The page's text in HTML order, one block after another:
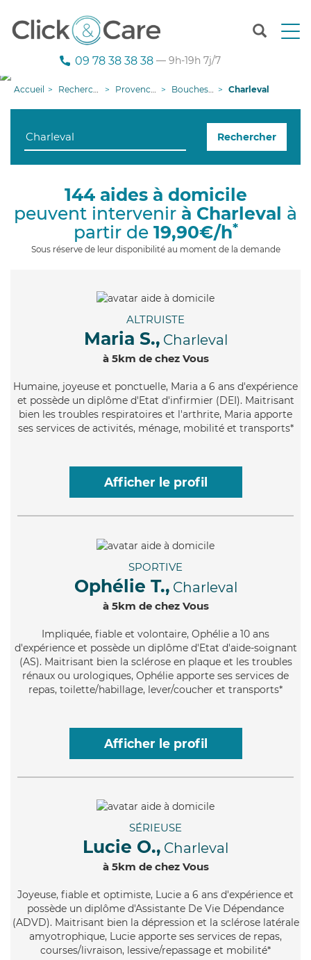
T
n
g
i
09 78 38 38 38 — 9h-19h 7j/7
Accueil Recherche aide à domicile Provence-Alpes-Côte d'Azur Bouches-du-Rhône Charleval
Rechercher
144 aides à domicile
peuvent intervenir à Charleval à
partir de 19,90€/h*
Sous réserve de leur disponibilité au moment de la demande
ALTRUISTE
Maria S., Charleval
à 5km de chez Vous
Humaine, joyeuse et ponctuelle, Maria a 6 ans d'expérience
et possède un diplôme d'Etat d'infirmier (DEI). Maitrisant
bien les troubles respiratoires et l'arthrite, Maria apporte
ses services de activités, ménage, mobilité et transports*
Afficher le profil
SPORTIVE
Ophélie T., Charleval
à 5km de chez Vous
Impliquée, fiable et volontaire, Ophélie a 10 ans
d'expérience et possède un diplôme d'Etat d'aide-soignant
(AS). Maitrisant bien la sclérose en plaque et les troubles
rénaux ou urologiques, Ophélie apporte ses services de
repas, toilette/habillage, lever/coucher et transports*
Afficher le profil
SÉRIEUSE
Lucie O., Charleval
à 5km de chez Vous
Joyeuse, fiable et optimiste, Lucie a 6 ans d'expérience et
possède un diplôme d'Assistante De Vie Dépendance
(ADVD). Maitrisant bien la dépression et la sclérose latérale
amyotrophique, Lucie apporte ses services de repas,
courses/livraison, lessive/repassage et mobilité*